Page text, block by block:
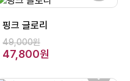
핑크 글로리
49,000원
47,800원